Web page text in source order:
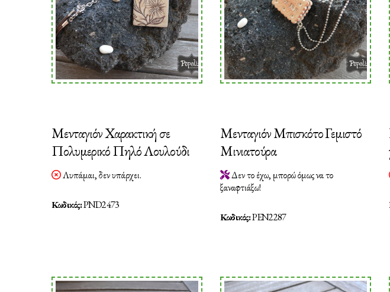
Μενταγιόν Χαρακτική σε
Πολυμερικό Πηλό Λουλούδι
Λυπάμαι, δεν υπάρχει.
Κωδικός:PND2473
Μενταγιόν Μπισκότο Γεμιστό
Μινιατούρα
Δεν το έχω, μπορώ όμως να το
ξαναφτιάξω!
Κωδικός:PEN2287